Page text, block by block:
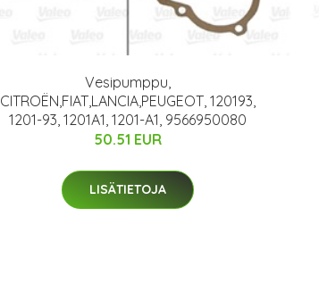
Vesipumppu,
CITROËN,FIAT,LANCIA,PEUGEOT, 120193,
1201-93, 1201A1, 1201-A1, 9566950080
50.51 EUR
LISÄTIETOJA